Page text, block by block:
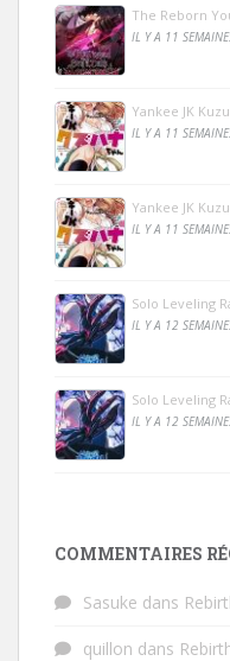
The Reborn
IL Y A 11
Yankee JK
IL Y A 11
Yankee JK
IL Y A 11
Solo Leveling
IL Y A 12
Solo Leveling
IL Y A 12
COMMENTAIRES
Sasuke dans
quillon dans